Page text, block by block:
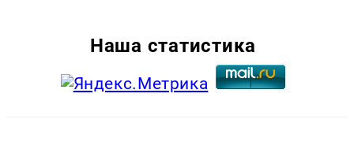
Наша статистика